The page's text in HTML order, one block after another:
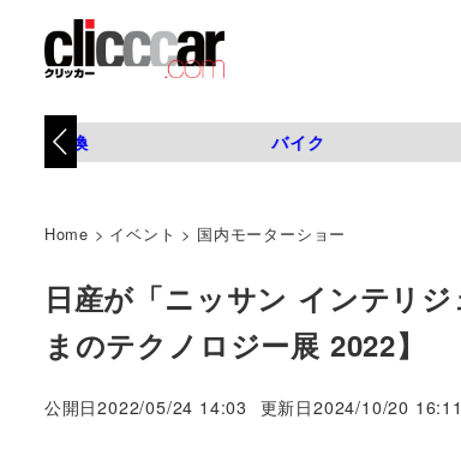
タイヤ交換 バイク
Home > イベント > 国内モーターショー
日産が「ニッサン インテリ
まのテクノロジー展 2022】
公開日2022/05/24 14:03 更新日2024/10/20 16:11